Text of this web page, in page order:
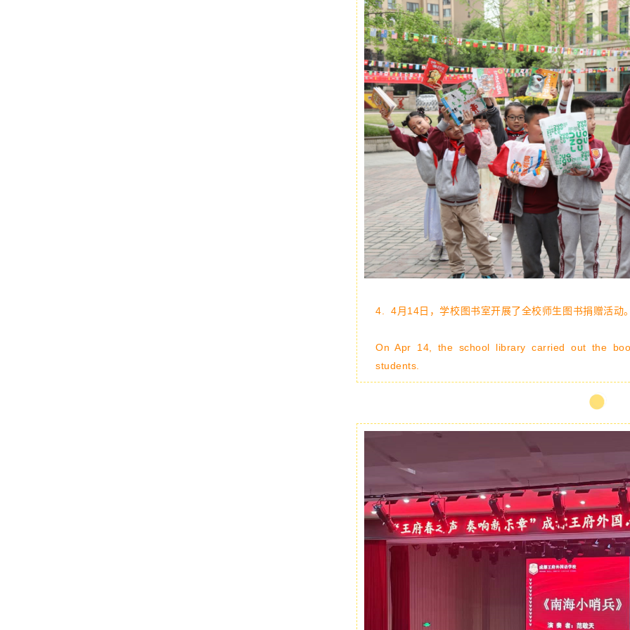
4.4月14日，学校图书室开展了全校师生图书捐赠活动
On Apr 14, the school library carried out the
students.